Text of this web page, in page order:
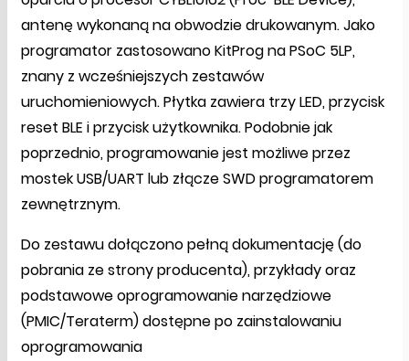
antenę wykonaną na obwodzie drukowanym. Jako
programator zastosowano KitProg na PSoC 5LP,
znany z wcześniejszych zestawów
uruchomieniowych. Płytka zawiera trzy LED, przycisk
reset BLE i przycisk użytkownika. Podobnie jak
poprzednio, programowanie jest możliwe przez
mostek USB/UART lub złącze SWD programatorem
zewnętrznym.
Do zestawu dołączono pełną dokumentację (do
pobrania ze strony producenta), przykłady oraz
podstawowe oprogramowanie narzędziowe
(PMIC/Teraterm) dostępne po zainstalowaniu
oprogramowania